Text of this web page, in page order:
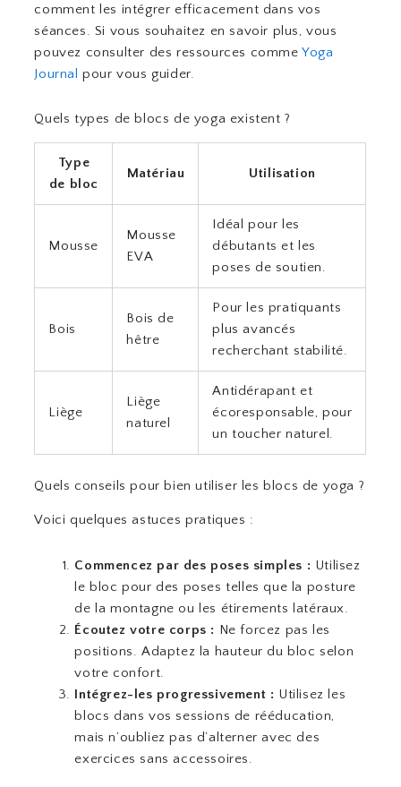
comment les intégrer efficacement dans vos
séances. Si vous souhaitez en savoir plus, vous
pouvez consulter des ressources commeYoga
Journal pour vous guider.
Quels types de blocs de yoga existent ?
Type
de bloc
Matériau Utilisation
Mousse
Mousse
EVA
Idéal pour les
débutants et les
poses de soutien.
Bois
Bois de
hêtre
Pour les pratiquants
plus avancés
recherchant stabilité.
Liège
Liège
naturel
Antidérapant et
écoresponsable, pour
un toucher naturel.
Quels conseils pour bien utiliser les blocs de yoga ?
Voici quelques astuces pratiques :
Commencez par des poses simples : Utilisez
le bloc pour des poses telles que la posture
de la montagne ou les étirements latéraux.
Écoutez votre corps : Ne forcez pas les
positions. Adaptez la hauteur du bloc selon
votre confort.
Intégrez-les progressivement : Utilisez les
blocs dans vos sessions de rééducation,
mais n’oubliez pas d’alterner avec des
exercices sans accessoires.